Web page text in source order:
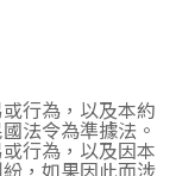
行為，以及本約
法令為準據法。
行為，以及因本
，如果因此而涉